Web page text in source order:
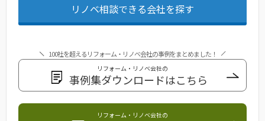
リノベ相談できる会社を探す
100社を超えるリフォーム・リノベ会社の事例をまとめました！
リフォーム・リノベ会社の
事例集ダウンロードはこちら
リフォーム・リノベ会社の